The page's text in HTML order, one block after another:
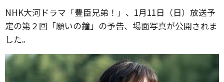
NHK大河ドラマ「豊臣兄弟！」、1月11日（日）放送予
定の第２回「願いの鐘」の予告、場面写真が公開されま
した。